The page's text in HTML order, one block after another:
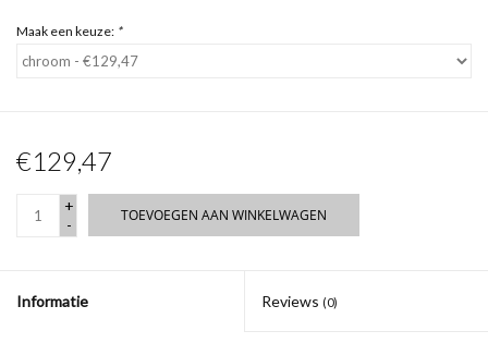
Maak een keuze: *
€129,47
+
-
TOEVOEGEN AAN WINKELWAGEN
Informatie Reviews (0)